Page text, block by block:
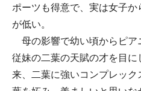
ポーツも得意で、実は女子
が低い。
母の影響で幼い頃からピア
従妹の二葉の天賦の才を目に
来、二葉に強いコンプレッ